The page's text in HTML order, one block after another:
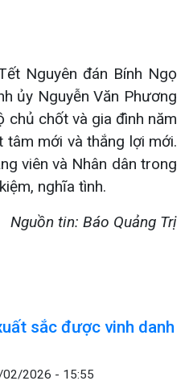
Nguyên đán Bính Ngọ
ủy Nguyễn Văn Phương
chủ chốt và gia đình năm
tâm mới và thắng lợi mới.
viên và Nhân dân trong
nghĩa tình.
Nguồn tin: Báo Quảng Trị
sắc được vinh danh
2026 - 15:55